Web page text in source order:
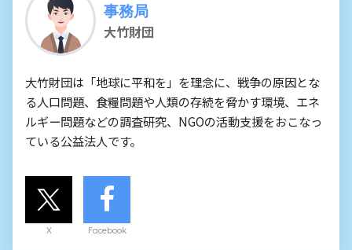
事務局
大竹財団
大竹財団は「地球に平和を」を理念に、戦争の原因とな
る人口問題、食糧問題や人類の存続を脅かす環境、エネ
ルギー問題などの調査研究、NGOの活動支援をおこなっ
ている公益法人です。
X Facebook